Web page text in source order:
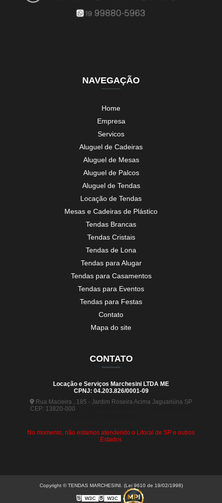
NAVEGAÇÃO
Home
Empresa
Servicos
Aluguel de Cadeiras
Aluguel de Mesas
Aluguel de Palcos
Aluguel de Tendas
Locação de Tendas
Mesas e Cadeiras de Plástico
Tendas Brancas
Tendas Cristais
Tendas de Lona
Tendas para Alugar
Tendas para Casamentos
Tendas para Eventos
Tendas para Festas
Contato
Mapa do site
CONTATO
Locação e Serviços Marchesini LTDA ME
CPNJ: 04.203.826/0001-09
Rua Macieira , 185 - Jardim Roseira Acima Jaguariúna SP
CEP: 13820-000
No momento, não estamos atendendo o Litoral de SP e outros
Estados
Copyright © TENDAS MARCHESINI. (Lei 9610 de 19/02/1998)
W3C W3C